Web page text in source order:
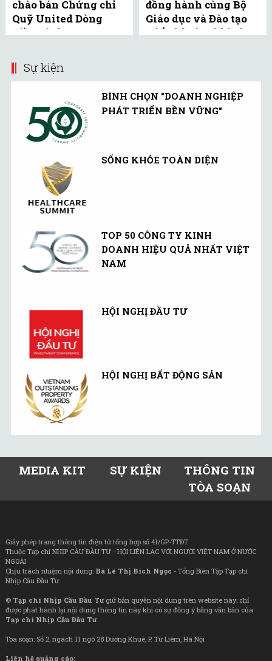
chào bán Chứng chỉ
Quỹ United Dòng
Tiền Linh Hoạt
đồng hành cùng Bộ
Giáo dục và Đào tạo
triển khai mô hình
Sự kiện
BÌNH CHỌN "DOANH NGHIỆP
PHÁT TRIỂN BỀN VỮNG"
SỐNG KHỎE TOÀN DIỆN
TOP 50 CÔNG TY KINH
DOANH HIỆU QUẢ NHẤT VIỆT
NAM
HỘI NGHỊ ĐẦU TƯ
HỘI NGHỊ BẤT ĐỘNG SẢN
MEDIA KIT SỰ KIỆN
THÔNG TIN
TÒA SOẠN
Giấy phép trang thông tin điện tử tổng hợp số 41/GP-TTĐT
Thuộc Tạp chí NHỊP CẦU ĐẦU TƯ - HỘI LIÊN LẠC VỚI NGƯỜI VIỆT NAM Ở NƯỚC
NGOÀI
Chịu trách nhiệm nội dung: Bà Lê Thị Bích Ngọc - Tổng Biên Tập Tạp chí
Nhịp Cầu Đầu Tư
© Tạp chí Nhịp Cầu Đầu Tưgiữ bản quyền nội dung trên website này; chỉ
được phát hành lại nội dung thông tin này khi có sự đồng ý bằng văn bản của
Tạp chí Nhịp Cầu Đầu Tư
Tòa soạn: Số 2, ngách 11 ngõ 28 Dương Khuê, P. Từ Liêm, Hà Nội
Liên hệ quảng cáo: